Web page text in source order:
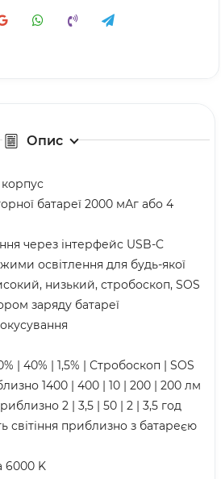
Опис
батареї 2000 мАг або 4
через інтерфейс USB-C
освітлення для будь-якої
низький, стробоскоп, SOS
заряду батареї
| 40% | 1,5% | Стробоскоп | SOS
1400 | 400 | 10 | 200 | 200 лм
2 | 3,5 | 50 | 2 | 3,5 год
світіння приблизно з батареєю
6000 K